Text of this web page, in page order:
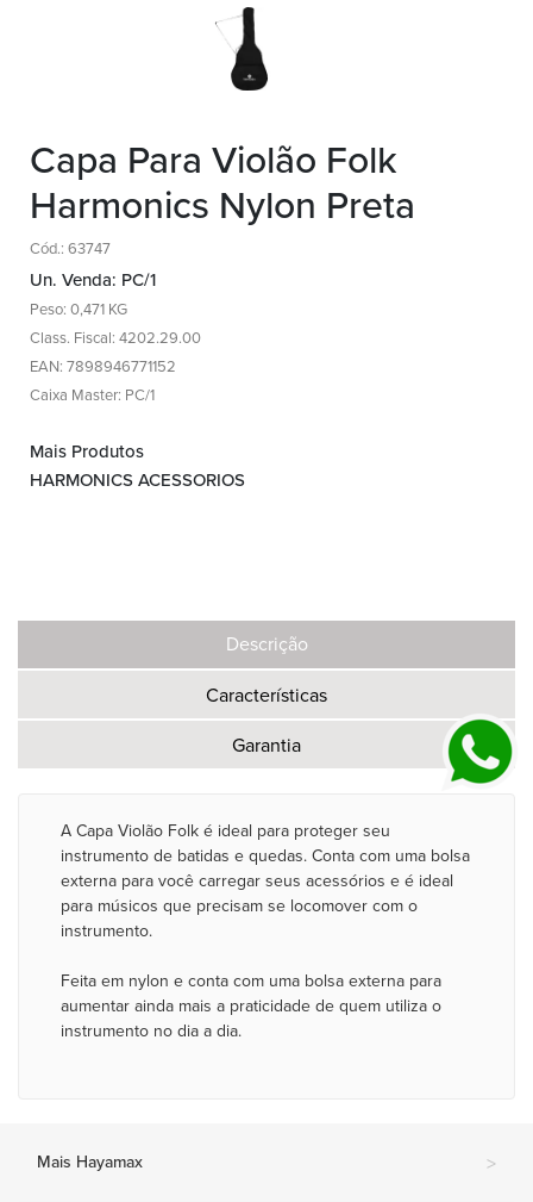
Capa Para Violão Folk
Harmonics Nylon Preta
Cód.: 63747
Un. Venda: PC/1
Peso: 0,471 KG
Class. Fiscal: 4202.29.00
EAN: 7898946771152
Caixa Master: PC/1
Mais Produtos
HARMONICS ACESSORIOS
Descrição
Características
Garantia
A Capa Violão Folk é ideal para proteger seu
instrumento de batidas e quedas. Conta com uma bolsa
externa para você carregar seus acessórios e é ideal
para músicos que precisam se locomover com o
instrumento.
Feita em nylon e conta com uma bolsa externa para
aumentar ainda mais a praticidade de quem utiliza o
instrumento no dia a dia.
Mais Hayamax >